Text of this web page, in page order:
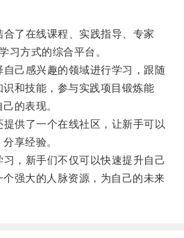
了在线课程、实践指导、专家
习方式的综合平台。
己感兴趣的领域进行学习，跟随
和技能，参与实践项目锻炼能
的表现。
供了一个在线社区，让新手可以
享经验。
，新手们不仅可以快速提升自己
强大的人脉资源，为自己的未来